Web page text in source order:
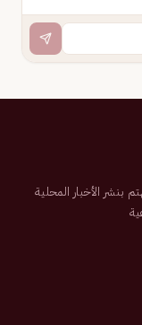
سعودية تم تأسيسها عام 2007م تهتم بنشر الأخبار المحلية